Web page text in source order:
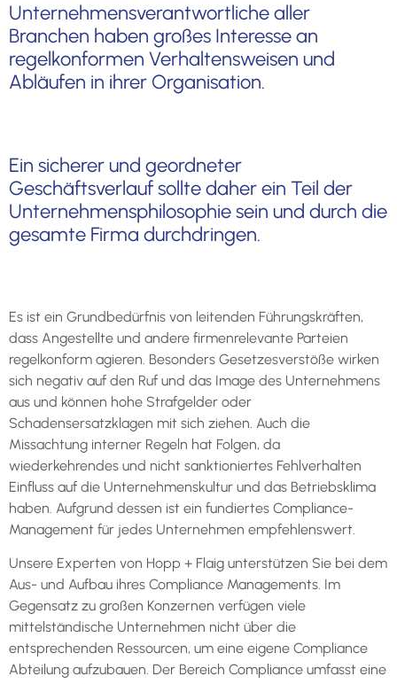
Unternehmensverantwortliche aller
Branchen haben großes Interesse an
regelkonformen Verhaltensweisen und
Abläufen in ihrer Organisation.
Ein sicherer und geordneter
Geschäftsverlauf sollte daher ein Teil der
Unternehmensphilosophie sein und durch die
gesamte Firma durchdringen.
Es ist ein Grundbedürfnis von leitenden Führungskräften,
dass Angestellte und andere firmenrelevante Parteien
regelkonform agieren. Besonders Gesetzesverstöße wirken
sich negativ auf den Ruf und das Image des Unternehmens
aus und können hohe Strafgelder oder
Schadensersatzklagen mit sich ziehen. Auch die
Missachtung interner Regeln hat Folgen, da
wiederkehrendes und nicht sanktioniertes Fehlverhalten
Einfluss auf die Unternehmenskultur und das Betriebsklima
haben. Aufgrund dessen ist ein fundiertes Compliance-
Management für jedes Unternehmen empfehlenswert.
Unsere Experten von Hopp + Flaig unterstützen Sie bei dem
Aus- und Aufbau ihres Compliance Managements. Im
Gegensatz zu großen Konzernen verfügen viele
mittelständische Unternehmen nicht über die
entsprechenden Ressourcen, um eine eigene Compliance
Abteilung aufzubauen. Der Bereich Compliance umfasst eine